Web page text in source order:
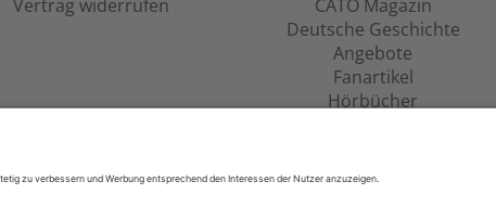
Vertrag widerrufen
CATO Magazin
Deutsche Geschichte
Angebote
Fanartikel
Hörbücher